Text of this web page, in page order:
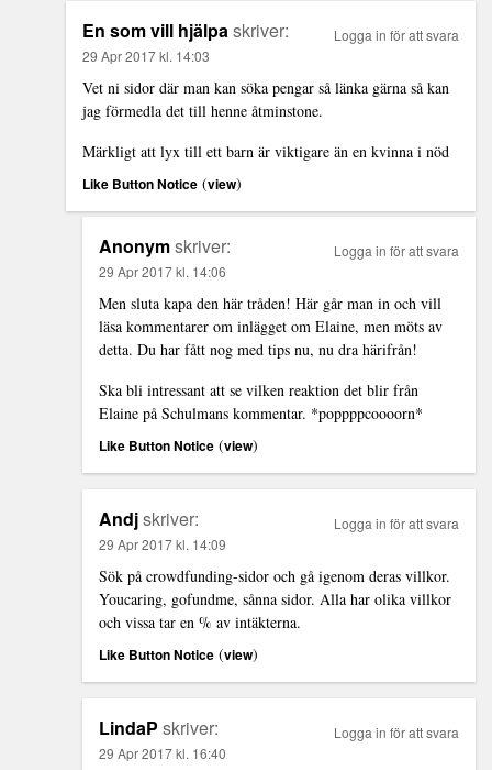
En som vill hjälpaskriver:
29 Apr 2017 kl. 14:03
Vet ni sidor där man kan söka pengar så länka gärna så kan
jag förmedla det till henne åtminstone.
Märkligt att lyx till ett barn är viktigare än en kvinna i nöd
Like Button Notice (view)
Logga in för att svara
Anonymskriver:
29 Apr 2017 kl. 14:06
Men sluta kapa den här tråden! Här går man in och vill
läsa kommentarer om inlägget om Elaine, men möts av
detta. Du har fått nog med tips nu, nu dra härifrån!
Ska bli intressant att se vilken reaktion det blir från
Elaine på Schulmans kommentar. *poppppcoooorn*
Like Button Notice (view)
Logga in för att svara
Andjskriver:
29 Apr 2017 kl. 14:09
Sök på crowdfunding-sidor och gå igenom deras villkor.
Youcaring, gofundme, sånna sidor. Alla har olika villkor
och vissa tar en % av intäkterna.
Like Button Notice (view)
Logga in för att svara
LindaP skriver:
29 Apr 2017 kl. 16:40
Logga in för att svara